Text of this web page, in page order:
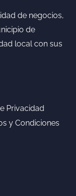
de negocios,
de
local con sus
Privacidad
y Condiciones